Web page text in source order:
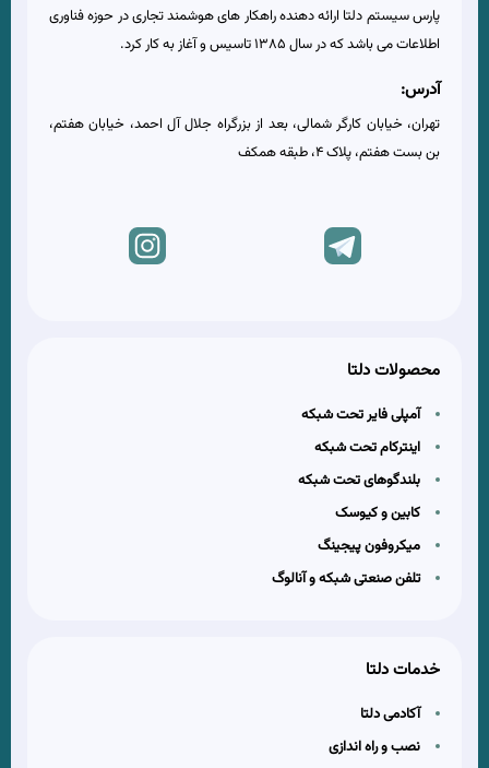
پارس سیستم دلتا ارائه دهنده راهکار های هوشمند تجاری در حوزه فناوری
اطلاعات می باشد که در سال 1385 تاسیس و آغاز به کار کرد.
آدرس:
تهران، خیابان کارگر شمالی، بعد از بزرگراه جلال آل احمد، خیابان هفتم،
بن بست هفتم، پلاک 4، طبقه همکف
محصولات دلتا
آمپلی فایر تحت شبکه
اینترکام تحت شبکه
بلندگوهای تحت شبکه
کابین و کیوسک
میکروفون پیجینگ
تلفن صنعتی شبکه و آنالوگ
خدمات دلتا
آکادمی دلتا
نصب و راه اندازی